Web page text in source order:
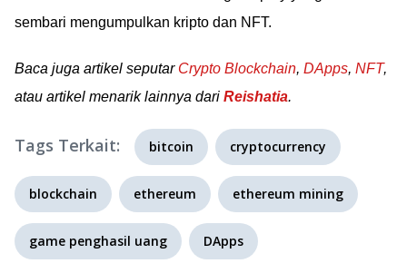
sembari mengumpulkan kripto dan NFT.
Baca juga artikel seputar Crypto Blockchain, DApps, NFT,
atau artikel menarik lainnya dari Reishatia.
Tags Terkait: bitcoin cryptocurrency
blockchain ethereum ethereum mining
game penghasil uang DApps